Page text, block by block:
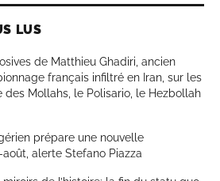
LUS
de Matthieu Ghadiri, ancien
français infiltré en Iran, sur les
des Mollahs, le Polisario, le Hezbollah
prépare une nouvelle
alerte Stefano Piazza